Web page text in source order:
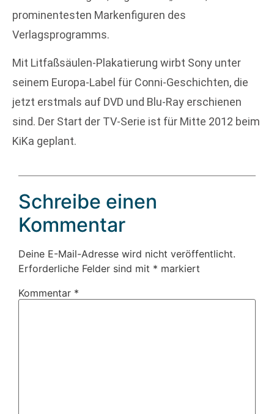
prominentesten Markenfiguren des
Verlagsprogramms.
Mit Litfaßsäulen-Plakatierung wirbt Sony unter
seinem Europa-Label für Conni-Geschichten, die
jetzt erstmals auf DVD und Blu-Ray erschienen
sind. Der Start der TV-Serie ist für Mitte 2012 beim
KiKa geplant.
Schreibe einen
Kommentar
Deine E-Mail-Adresse wird nicht veröffentlicht.
Erforderliche Felder sind mit * markiert
Kommentar *